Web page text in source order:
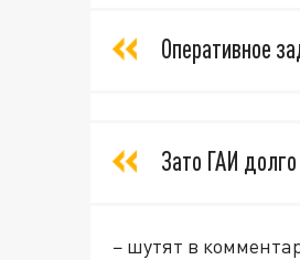
Оперативное
Зато ГАИ
− шутят в